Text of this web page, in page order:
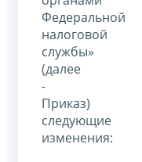
Федеральной
налоговой
службы»
(далее
-
Приказ)
следующие
изменения: